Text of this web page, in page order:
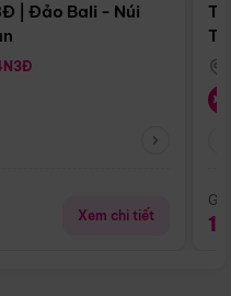
| Đảo Bali - Núi
Xem chi tiết